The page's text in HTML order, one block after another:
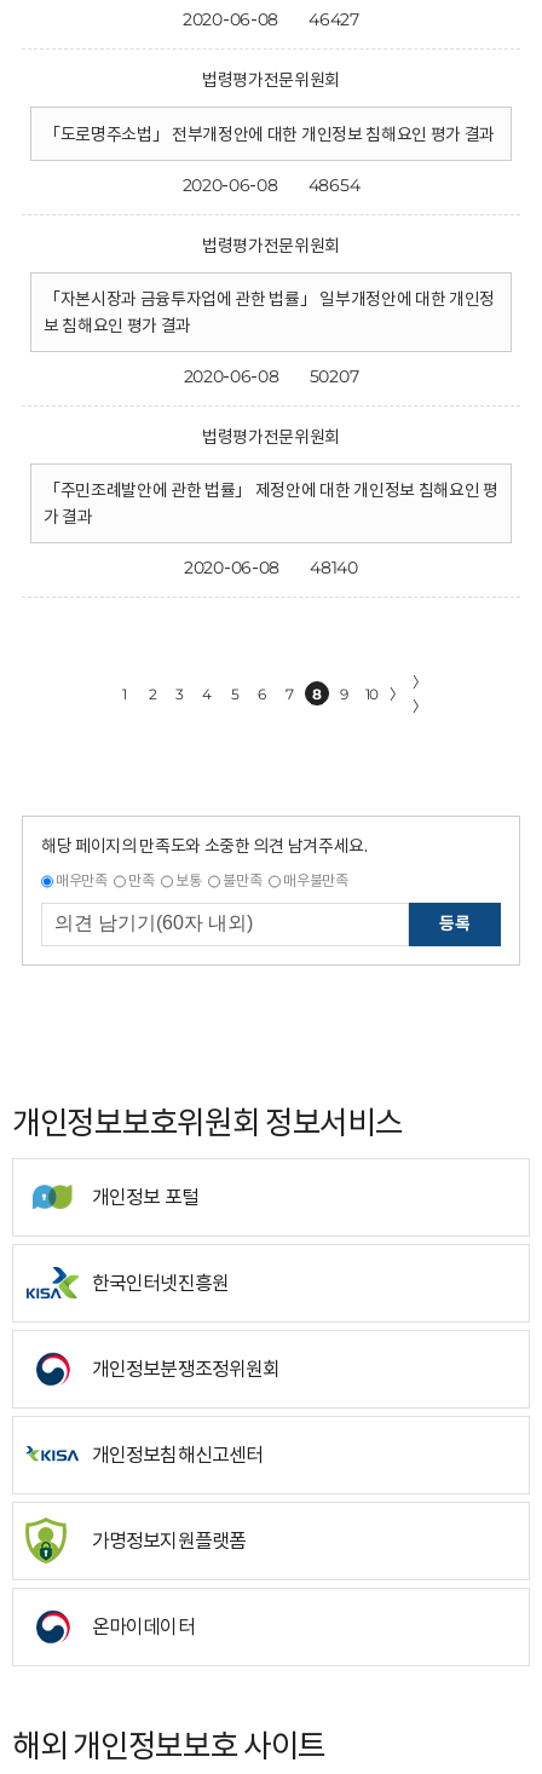
2020-06-08 46427
법령평가전문위원회
「도로명주소법」 전부개정안에 대한 개인정보 침해요인 평가 결과
2020-06-08 48654
법령평가전문위원회
「자본시장과 금융투자업에 관한 법률」 일부개정안에 대한 개인정
보 침해요인 평가 결과
2020-06-08 50207
법령평가전문위원회
「주민조례발안에 관한 법률」 제정안에 대한 개인정보 침해요인 평
가 결과
2020-06-08 48140
1 2 3 4 5 6 7 8 9 10 〉
〉
〉
해당 페이지의 만족도와 소중한 의견 남겨주세요.
매우만족 만족 보통 불만족 매우불만족
등록
개인정보보호위원회 정보서비스
개인정보 포털
한국인터넷진흥원
개인정보분쟁조정위원회
개인정보침해신고센터
가명정보지원플랫폼
온마이데이터
해외 개인정보보호 사이트